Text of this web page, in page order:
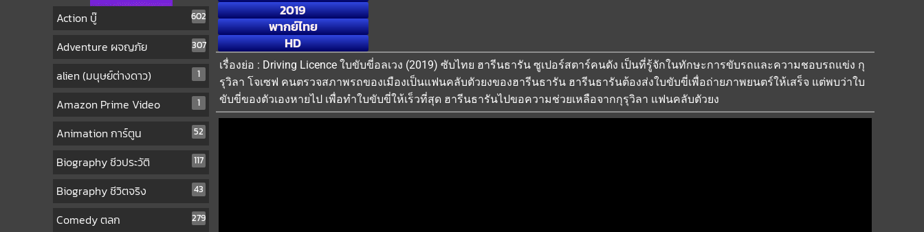
Action บู๊ 602
Adventure ผจญภัย 307
alien (มนุษย์ต่างดาว) 1
Amazon Prime Video 1
Animation การ์ตูน 52
Biography ชีวประวัติ 117
Biography ชีวิตจริง 43
Comedy ตลก 279
2019
พากย์ไทย
HD
เรื่องย่อ : Driving Licence ใบขับขี่อลเวง (2019) ซับไทย ฮารีนธารัน ซูเปอร์สตาร์คนดัง เป็นที่รู้จักในทักษะการขับรถและความชอบรถแข่ง กุ
รุวิลา โจเซฟ คนตรวจสภาพรถของเมืองเป็นแฟนคลับตัวยงของฮารีนธารัน ฮารีนธารันต้องส่งใบขับขี่เพื่อถ่ายภาพยนตร์ให้เสร็จ แต่พบว่าใบ
ขับขี่ของตัวเองหายไป เพื่อทำใบขับขี่ให้เร็วที่สุด ฮารีนธารันไปขอความช่วยเหลือจากกุรุวิลา แฟนคลับตัวยง